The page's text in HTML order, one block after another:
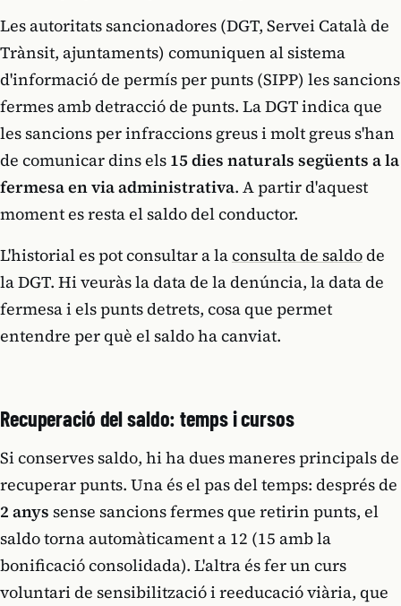
Les autoritats sancionadores (DGT, Servei Català de
Trànsit, ajuntaments) comuniquen al sistema
d'informació de permís per punts (SIPP) les sancions
fermes amb detracció de punts. La DGT indica que
les sancions per infraccions greus i molt greus s'han
de comunicar dins els 15 dies naturals següents a la
fermesa en via administrativa. A partir d'aquest
moment es resta el saldo del conductor.
L'historial es pot consultar a laconsulta de saldode
la DGT. Hi veuràs la data de la denúncia, la data de
fermesa i els punts detrets, cosa que permet
entendre per què el saldo ha canviat.
Recuperació del saldo: temps i cursos
Si conserves saldo, hi ha dues maneres principals de
recuperar punts. Una és el pas del temps: després de
2 anys sense sancions fermes que retirin punts, el
saldo torna automàticament a 12 (15 amb la
bonificació consolidada). L'altra és fer un curs
voluntari de sensibilització i reeducació viària, que